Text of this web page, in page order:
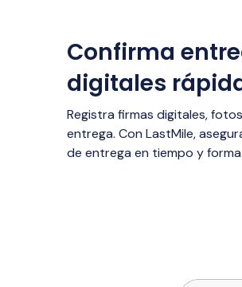
Confirma
digitales
Registra firmas digitales,
entrega. Con LastMile,
de entrega en tiempo y forma.